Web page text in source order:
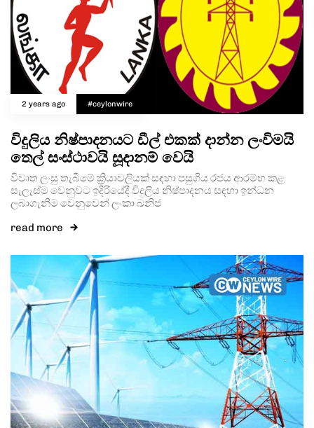
2 years ago #ceylonwire
විදුලිය නිෂ්පාදනයට ඩීල් එකක් දාන්න ලංවිමයි
තෙල් සංස්ථාවයි සූදානම් වෙයි
විවෘත ලංසු තැබීමේ ක්‍රියාවලියක් සඳහා පසුගිය රජය ආරම්භ කළ
සැලැස්ම වෙනුවට ඉදිරියේදී විදුලිය නිෂ්පාදනය සඳහා ඉන්ධන
ලබාගැනීම වෙනුවෙන් ලංකා ඛනිජ
read more